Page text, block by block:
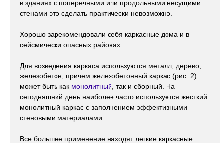
в зданиях с поперечными или продольными несущими
стенами это сделать практически невозможно.
Хорошо зарекомендовали себя каркасные дома и в
сейсмически опасных районах.
Для возведения каркаса используются металл, дерево,
железобетон, причем железобетонный каркас (рис. 2)
может быть как монолитный , так и сборный. На
сегодняшний день наиболее часто используется жесткий
монолитный каркас с заполнением эффективными
стеновыми материалами.
Все большее применение находят легкие каркасные